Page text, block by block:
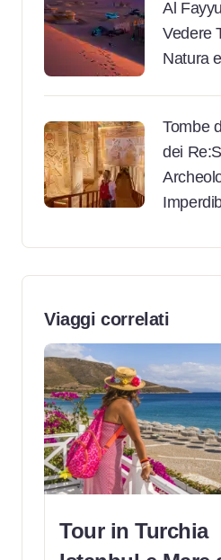
Al
Vedere
Natura
Tombe
dei
Viaggi correlati
Tour in Turchia